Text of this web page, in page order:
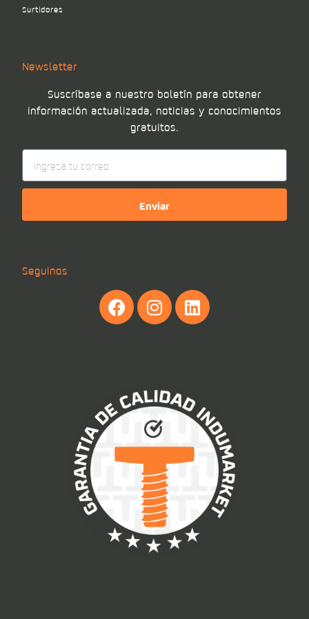
Surtidores
Newsletter
Suscríbase a nuestro boletín para obtener
información actualizada, noticias y conocimientos
gratuitos.
Enviar
Seguinos